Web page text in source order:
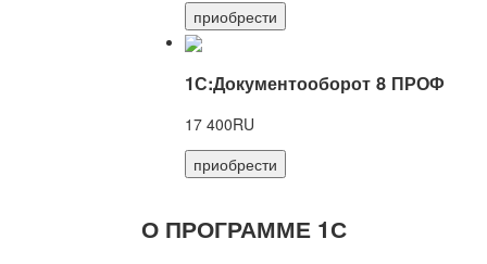
приобрести
1С:Документооборот 8 ПРОФ
17 400RU
приобрести
О ПРОГРАММЕ 1С